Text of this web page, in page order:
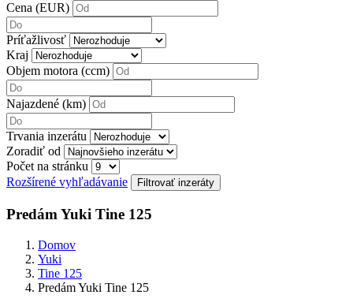
Cena (EUR)
Príťažlivosť
Kraj
Objem motora (ccm)
Najazdené (km)
Trvania inzerátu
Zoradiť od
Počet na stránku
Rozšírené vyhľadávanie
Predám Yuki Tine 125
Domov
Yuki
Tine 125
Predám Yuki Tine 125